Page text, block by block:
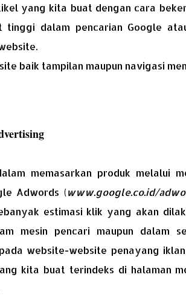
yang kita buat dengan cara
tinggi dalam pencarian Google
baik tampilan maupun navigasi
memasarkan produk melalui
Adwords (www.google.co.id/
estimasi klik yang akan
mesin pencari maupun dalam
website-website penayang
kita buat terindeks di halaman